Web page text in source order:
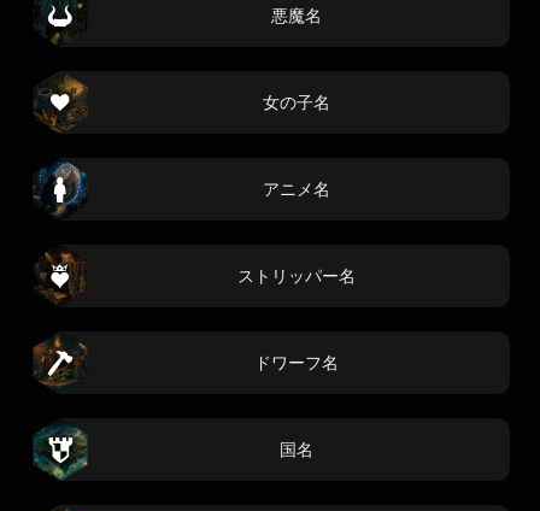
悪魔名
女の子名
アニメ名
ストリッパー名
ドワーフ名
国名